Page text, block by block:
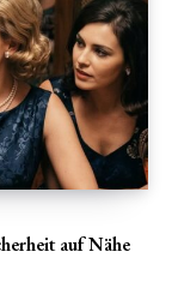
auf Nähe